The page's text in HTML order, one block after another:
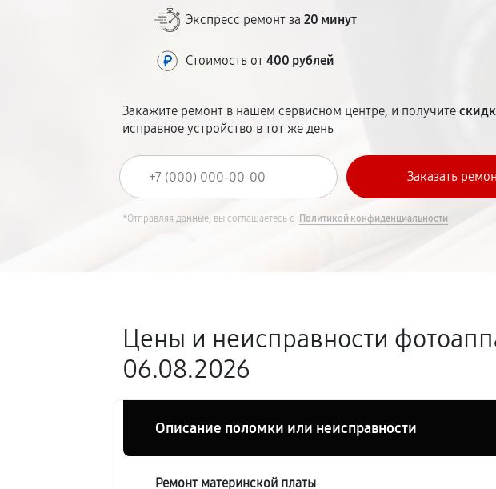
Экспресс ремонт за20 минут
Стоимость от400 рублей
Закажите ремонт в нашем сервисном центре, и получите
исправное устройство в тот же день
*Отправляя данные, вы соглашаетесь с Политикой конфиденциальности
Цены и неисправности
06.08.2026
Описание поломки или неисправности
Ремонт материнской платы